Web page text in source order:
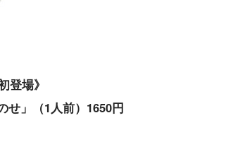
登場》
せ」（1人前）1650円